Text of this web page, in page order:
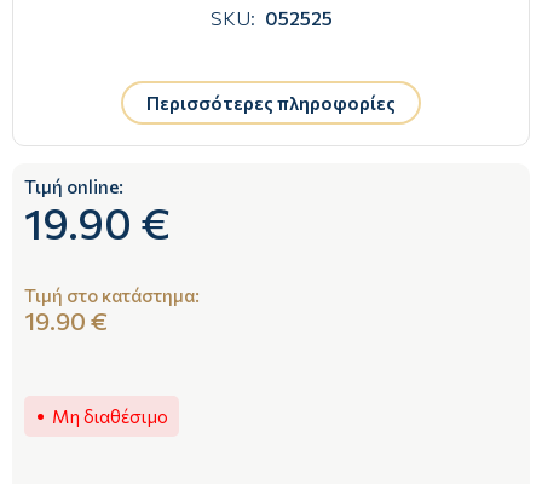
SKU: 052525
Περισσότερες πληροφορίες
Τιμή online:
19.90 €
Τιμή στο κατάστημα:
19.90 €
Μη διαθέσιμο